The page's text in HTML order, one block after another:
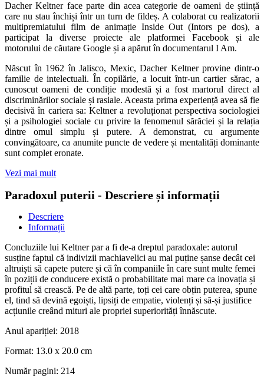
Dacher Keltner face parte din acea categorie de oameni de știință
care nu stau închiși într un turn de fildeș. A colaborat cu realizatorii
multipremiatului film de animație Inside Out (Intors pe dos), a
participat la diverse proiecte ale platformei Facebook și ale
motorului de căutare Google și a apărut în documentarul I Am.
Născut în 1962 în Jalisco, Mexic, Dacher Keltner provine dintr-o
familie de intelectuali. În copilărie, a locuit într-un cartier sărac, a
cunoscut oameni de condiție modestă și a fost martorul direct al
discriminărilor sociale și rasiale. Aceasta prima experiență avea să fie
decisivă în cariera sa: Keltner a revoluționat perspectiva sociologiei
și a psihologiei sociale cu privire la fenomenul sărăciei și la relația
dintre omul simplu și putere. A demonstrat, cu argumente
convingătoare, ca anumite puncte de vedere și mentalități dominante
sunt complet eronate.
Vezi mai mult
Paradoxul puterii - Descriere și informații
Descriere
Informații
Concluziile lui Keltner par a fi de-a dreptul paradoxale: autorul
susține faptul că indivizii machiavelici au mai puține șanse decât cei
altruiști să capete putere și că în companiile în care sunt multe femei
în poziții de conducere există o probabilitate mai mare ca inovația și
profitul să crească. Pe de altă parte, toți cei care obțin puterea, spune
el, tind să devină egoiști, lipsiți de empatie, violenți și să-și justifice
acțiunile creând mituri ale propriei supe­riorități înnăscute.
Anul apariției: 2018
Format: 13.0 x 20.0 cm
Număr pagini: 214